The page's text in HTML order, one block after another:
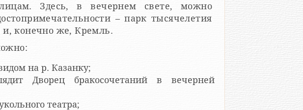
Здесь, в вечернем свете, можно
– парк тысячелетия
и, конечно же, Кремль.
на р. Казанку;
Дворец бракосочетаний в вечерней
театра;